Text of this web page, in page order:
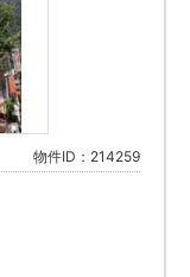
物件ID：214259